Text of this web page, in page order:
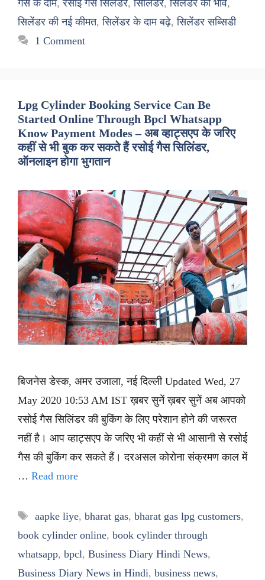
गैस के दाम,रसोई गैस सिलेंडर,सिलिंडर,सिलेंडर का भाव,
सिलेंडर की नई कीमत,सिलेंडर के दाम बढ़े,सिलेंडर सब्सिडी
1 Comment
Lpg Cylinder Booking Service Can Be
Started Online Through Bpcl Whatsapp
Know Payment Modes – अब व्हाट्सएप के जरिए
कहीं से भी बुक कर सकते हैं रसोई गैस सिलिंडर,
ऑनलाइन होगा भुगतान
बिजनेस डेस्क, अमर उजाला, नई दिल्ली Updated Wed, 27
May 2020 10:53 AM IST ख़बर सुनें ख़बर सुनें अब आपको
रसोई गैस सिलिंडर की बुकिंग के लिए परेशान होने की जरूरत
नहीं है। आप व्हाट्सएप के जरिए भी कहीं से भी आसानी से रसोई
गैस की बुकिंग कर सकते हैं। दरअसल कोरोना संक्रमण काल में
… Read more
Tags
aapke liye, bharat gas, bharat gas lpg customers,
book cylinder online, book cylinder through
whatsapp, bpcl, Business Diary Hindi News,
Business Diary News in Hindi, business news,